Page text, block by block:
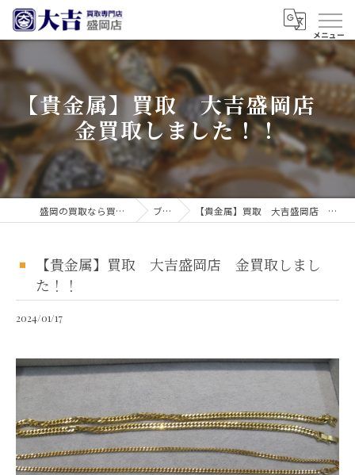
【貴金属】買取 大吉盛岡店
金買取しました！！
盛岡の買取なら買取大吉 盛岡店 ブログ 【貴金属】買取 大吉盛岡店 金買取しました！！
【貴金属】買取 大吉盛岡店 金買取しまし
た！！
2024/01/17